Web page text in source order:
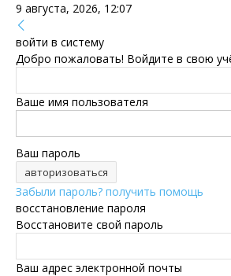
9 августа, 2026, 12:07
войти в систему
Добро пожаловать! Войдите в свою
Ваше имя пользователя
Ваш пароль
Забыли пароль? получить помощь
восстановление пароля
Восстановите свой пароль
Ваш адрес электронной почты